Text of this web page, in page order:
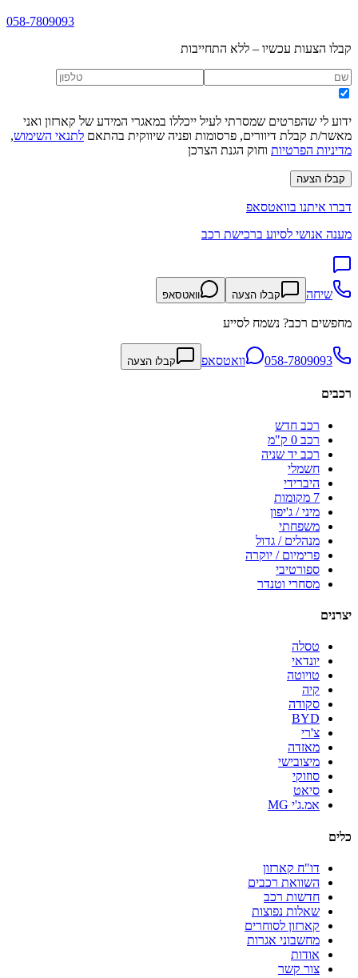
058-7809093
קבלו הצעות עכשיו – ללא התחייבות
ידוע לי שהפרטים שמסרתי לעיל ייכללו במאגרי המידע של קארזון ואני
מאשר/ת קבלת דיוורים, פרסומות ופניה שיווקית בהתאם לתנאי השימוש,
מדיניות הפרטיות וחוק הגנת הצרכן
קבלו הצעה
דברו איתנו בוואטסאפ
מענה אנושי לסיוע ברכישת רכב
שיחה קבלו הצעה וואטסאפ
מחפשים רכב? נשמח לסייע
058-7809093 וואטסאפ קבלו הצעה
רכבים
רכב חדש
רכב 0 ק"מ
רכב יד שניה
חשמלי
היברידי
7 מקומות
מיני / ג'יפון
משפחתי
מנהלים / גדול
פרימיום / יוקרה
ספורטיבי
מסחרי וטנדר
יצרנים
טסלה
יונדאי
טויוטה
קיה
סקודה
BYD
צ'רי
מאזדה
מיצובישי
סוזוקי
סיאט
אמ.ג'י MG
כלים
דו"ח קארזון
השוואת רכבים
חדשות רכב
שאלות נפוצות
קארזון לסוחרים
מחשבוני אגרות
אודות
צור קשר